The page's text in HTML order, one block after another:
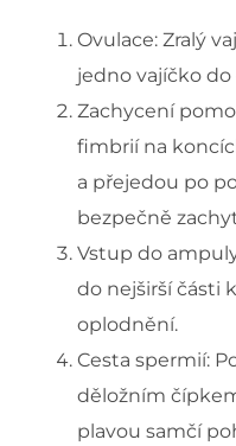
Ovulace: Zralý
jedno vajíčko
Zachycení
fimbrií na
a přejedou po
bezpečně
Vstup do
do nejširší části
oplodnění.
Cesta spermií:
děložním
plavou samčí